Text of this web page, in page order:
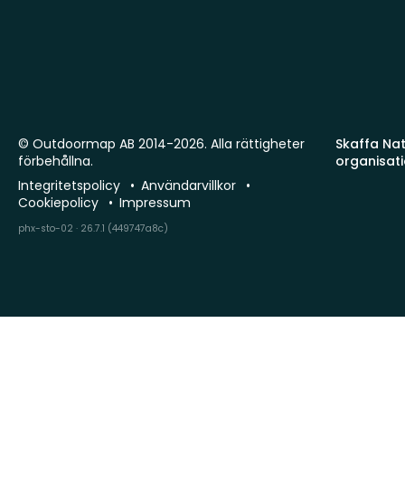
Skaffa
© Outdoormap AB 2014-2026. Alla rättigheter
förbehållna.
Integritetspolicy
Användarvillkor
Cookiepolicy
Impressum
phx-sto-02 · 26.7.1 (449747a8c)